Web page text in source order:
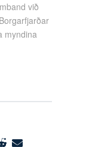
við
myndina